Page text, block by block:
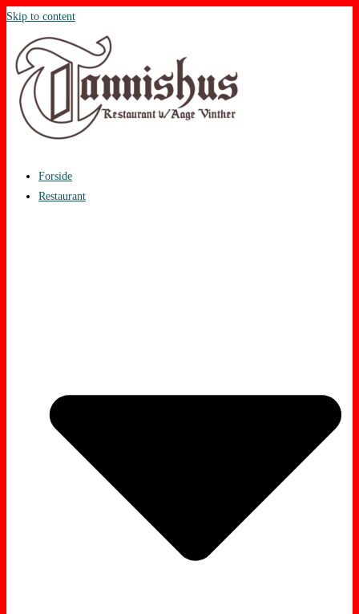
Skip to content
Forside
Restaurant